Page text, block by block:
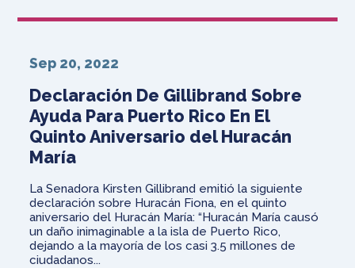
Declaración De Gillibrand Sobre
Ayuda Para Puerto Rico En El
Quinto Aniversario del Huracán
María
Sep 20, 2022
La Senadora Kirsten Gillibrand emitió la siguiente
declaración sobre Huracán Fiona, en el quinto
aniversario del Huracán María: “Huracán María causó
un daño inimaginable a la isla de Puerto Rico,
dejando a la mayoría de los casi 3.5 millones de
ciudadanos...